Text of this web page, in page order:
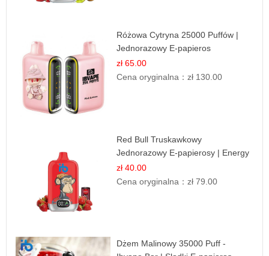
Różowa Cytryna 25000 Puffów |
Jednorazowy E-papieros
zł 65.00
Cena oryginalna：zł 130.00
Red Bull Truskawkowy
Jednorazowy E-papierosy | Energy
Drink Smak
zł 40.00
Cena oryginalna：zł 79.00
Dżem Malinowy 35000 Puff -